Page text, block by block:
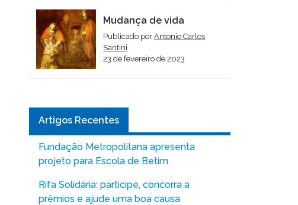
Mudança de vida
Publicado porAntonio Carlos
Santini
23 de fevereiro de 2023
Artigos Recentes
Fundação Metropolitana apresenta
projeto para Escola de Betim
Rifa Solidária: participe, concorra a
prêmios e ajude uma boa causa